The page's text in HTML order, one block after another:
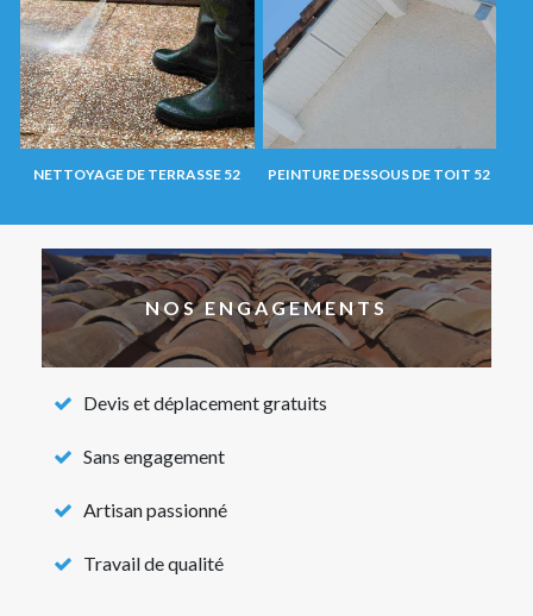
NETTOYAGE DE TERRASSE 52 PEINTURE DESSOUS DE TOIT 52
NOS ENGAGEMENTS
Devis et déplacement gratuits
Sans engagement
Artisan passionné
Travail de qualité